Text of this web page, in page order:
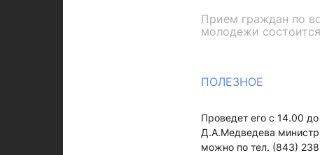
Прием граждан по
молодежи
ПОЛЕЗНОЕ
Проведет его с 14.00
Д.А.Медведева
можно по тел. (843)